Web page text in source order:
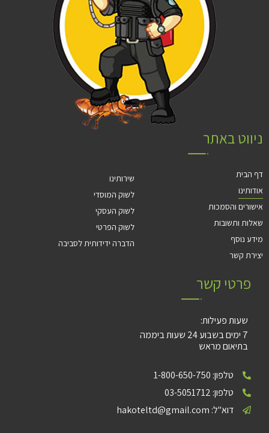
ניווט באתר
דף הבית
אודותינו
אישורים והסמכות
שאלות ותשובות
מידע נוסף
יצירת קשר
שירותינו
לשוק המוסדי
לשוק העסקי
לשוק הפרטי
הדברה ידידותית לסביבה
פרטי קשר
שעות פעילות:
7 ימים בשבוע 24 שעות ביממה
בתיאום מראש
טלפון: 1-800-650-750
טלפון: 03-5051712
דוא"ל: hakoteltd@gmail.com